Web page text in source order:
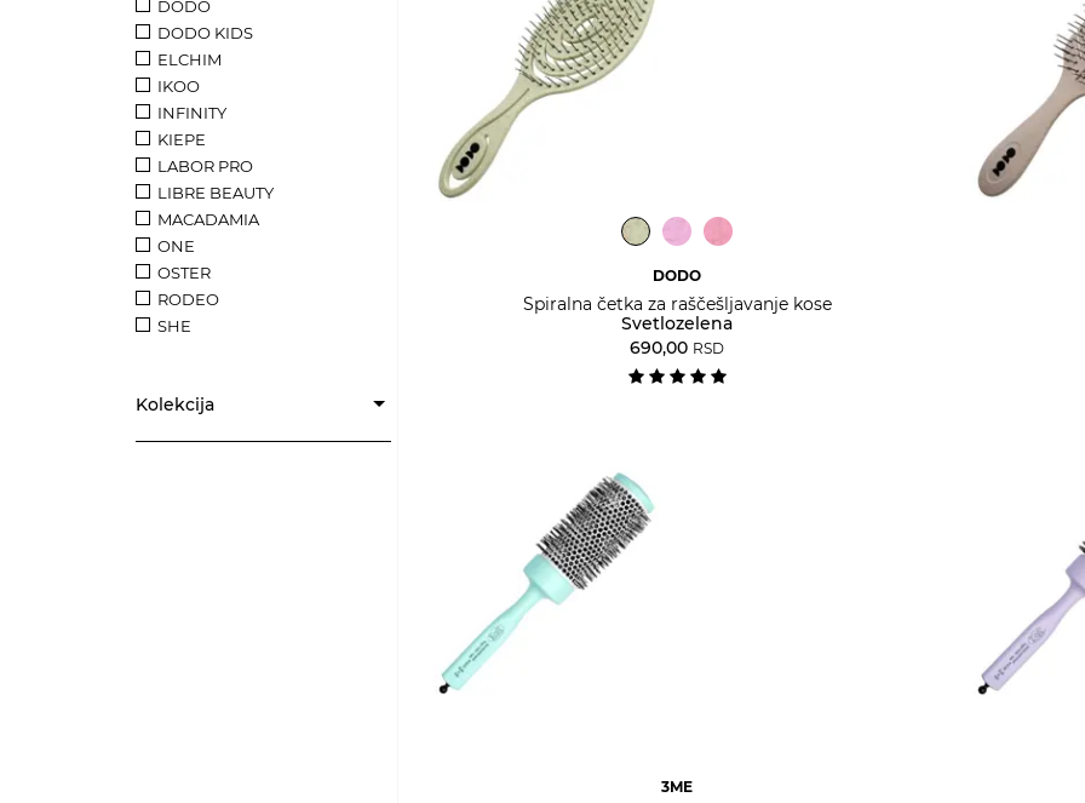
DODO
DODO KIDS
ELCHIM
IKOO
INFINITY
KIEPE
LABOR PRO
LIBRE BEAUTY
MACADAMIA
ONE
OSTER
RODEO
SHE
Kolekcija
DODO
Spiralna četka za raščešljavanje kose
Svetlozelena
690,00 RSD
3ME